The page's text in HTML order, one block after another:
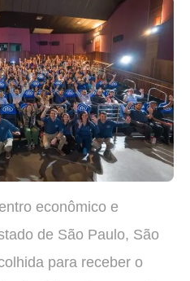
econômico e
de São Paulo, São
para receber o